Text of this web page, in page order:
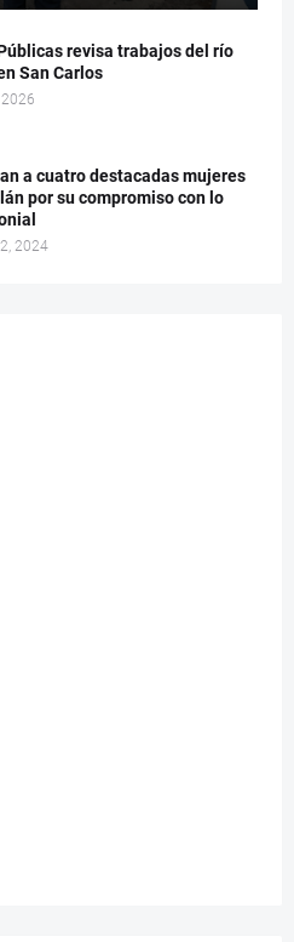
revisa trabajos del río
San Carlos
a cuatro destacadas mujeres
por su compromiso con lo
2024